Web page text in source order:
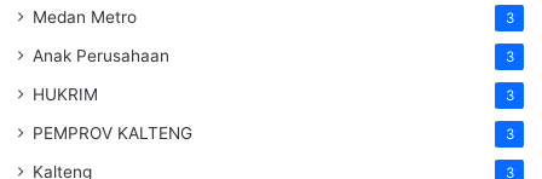
Medan Metro 3
Anak Perusahaan 3
HUKRIM 3
PEMPROV KALTENG 3
Kalteng 3